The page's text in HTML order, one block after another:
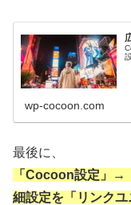
wp-cocoon.com
最後に、
「Cocoon設定」→
細設定を「リンク